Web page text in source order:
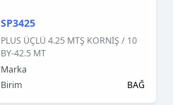
SP3425
PLUS ÜÇLÜ 4.25 MTŞ KORNİŞ / 10
BY-42.5 MT
Marka
Birim
BAĞ